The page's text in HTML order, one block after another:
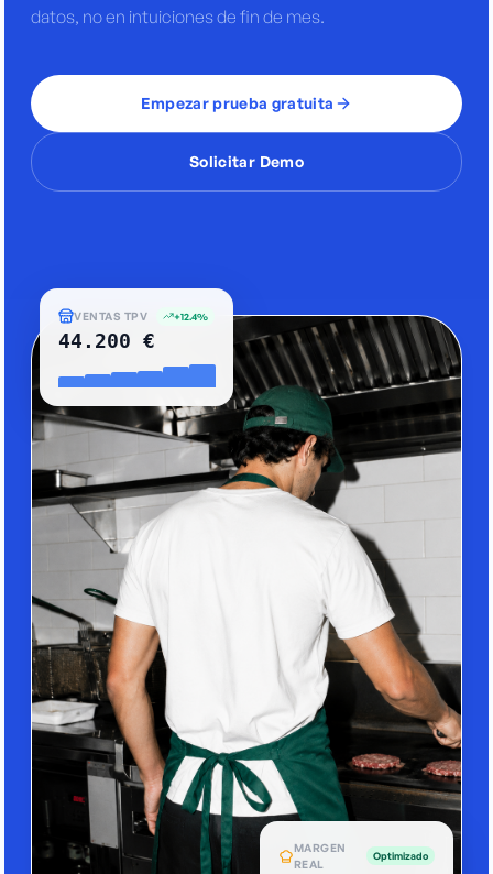
datos, no en intuiciones de fin de mes.
Empezar prueba gratuita
Solicitar Demo
VENTAS TPV +8.2%
42.500 €
MARGEN REAL Estable